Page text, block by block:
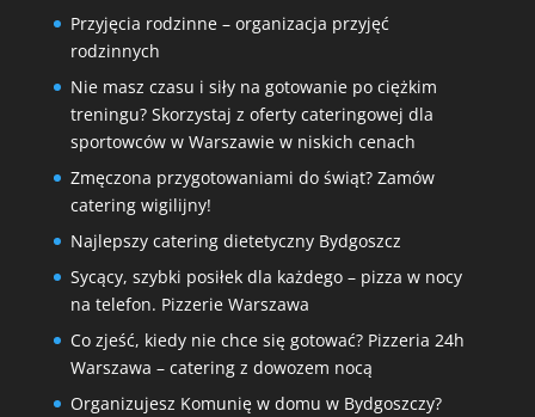
Przyjęcia rodzinne – organizacja przyjęć
rodzinnych
Nie masz czasu i siły na gotowanie po ciężkim
treningu? Skorzystaj z oferty cateringowej dla
sportowców w Warszawie w niskich cenach
Zmęczona przygotowaniami do świąt? Zamów
catering wigilijny!
Najlepszy catering dietetyczny Bydgoszcz
Sycący, szybki posiłek dla każdego – pizza w nocy
na telefon. Pizzerie Warszawa
Co zjeść, kiedy nie chce się gotować? Pizzeria 24h
Warszawa – catering z dowozem nocą
Organizujesz Komunię w domu w Bydgoszczy?